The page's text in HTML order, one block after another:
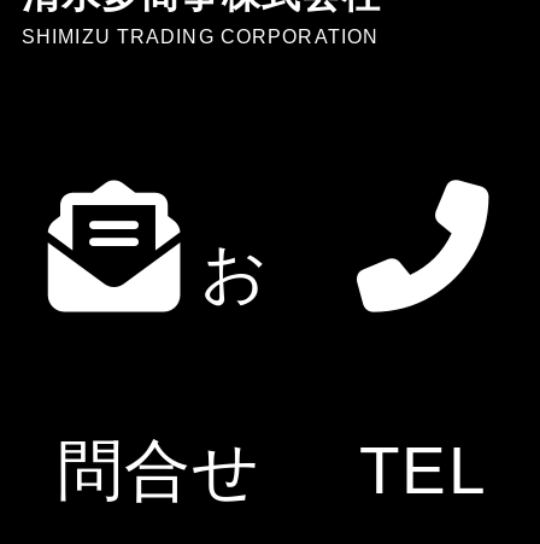
お
問合せ TEL
SHIMIZU TRADING CORPORATION
会社案内
お問合せ
サイトマップ
清水多商事株式会社 All Rights Reserved.